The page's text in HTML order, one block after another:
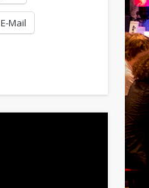
E-Mail